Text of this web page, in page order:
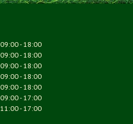
09:00 - 18:00
09:00 - 18:00
09:00 - 18:00
09:00 - 18:00
09:00 - 18:00
09:00 - 17:00
11:00 - 17:00